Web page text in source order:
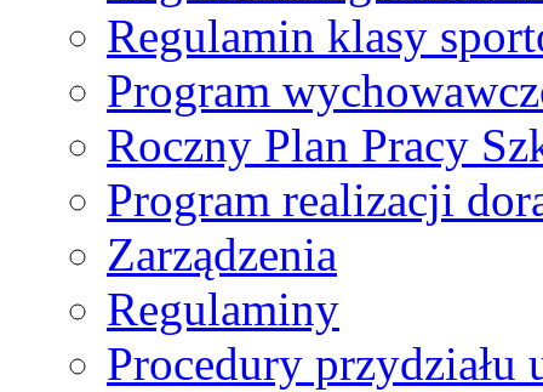
Regulamin klasy
Program
Roczny Plan Pracy
Program realizacji
Zarządzenia
Regulaminy
Procedury